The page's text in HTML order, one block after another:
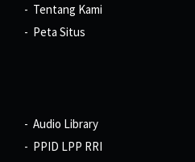
Tentang Kami
Peta Situs
Audio Library
PPID LPP RRI